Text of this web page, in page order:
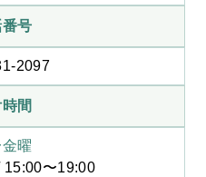
号
2097
間
金曜
15:00〜19:00